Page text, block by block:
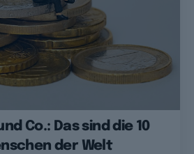
Co.: Das sind die 10
der Welt